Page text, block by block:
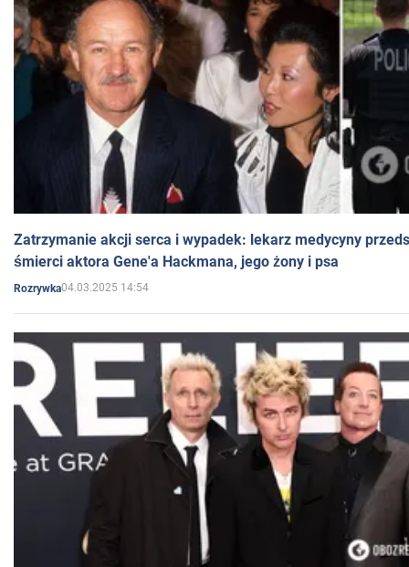
Zatrzymanie akcji serca i wypadek: lekarz medycyny
śmierci aktora Gene'a Hackmana, jego żony i psa
Rozrywka04.03.2025 14:54